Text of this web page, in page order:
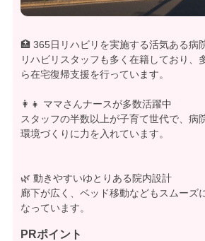
🏥 365日リハビリを実施する活気ある病
リハビリスタッフも多く在籍しており、
ら在宅復帰支援を行っています。
👩‍👧 ママさんナースが多数活躍中
スタッフの半数以上が子育て世代で、病
環境づくりに力を入れています。
🌿 動きやすいゆとりある院内設計
廊下が広く、ベッド移動などもスムーズ
なっています。
PRポイント